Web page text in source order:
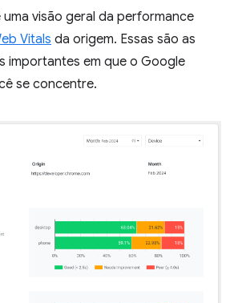
uma visão geral da performance
Vitals da origem. Essas são as
importantes em que o Google
se concentre.